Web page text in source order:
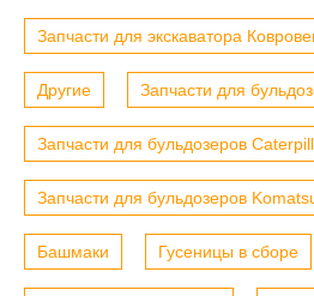
Запчасти для экскаватора
Другие Запчасти для
Запчасти для бульдозеров
Запчасти для бульдозеров
Башмаки Гусеницы в сборе